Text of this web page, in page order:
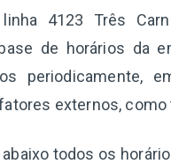
4123 Três
de horários da
periodicamente,
externos,
todos os